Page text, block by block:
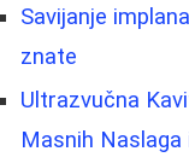
Savijanje
znate
Ultrazvučna
Masnih Naslaga